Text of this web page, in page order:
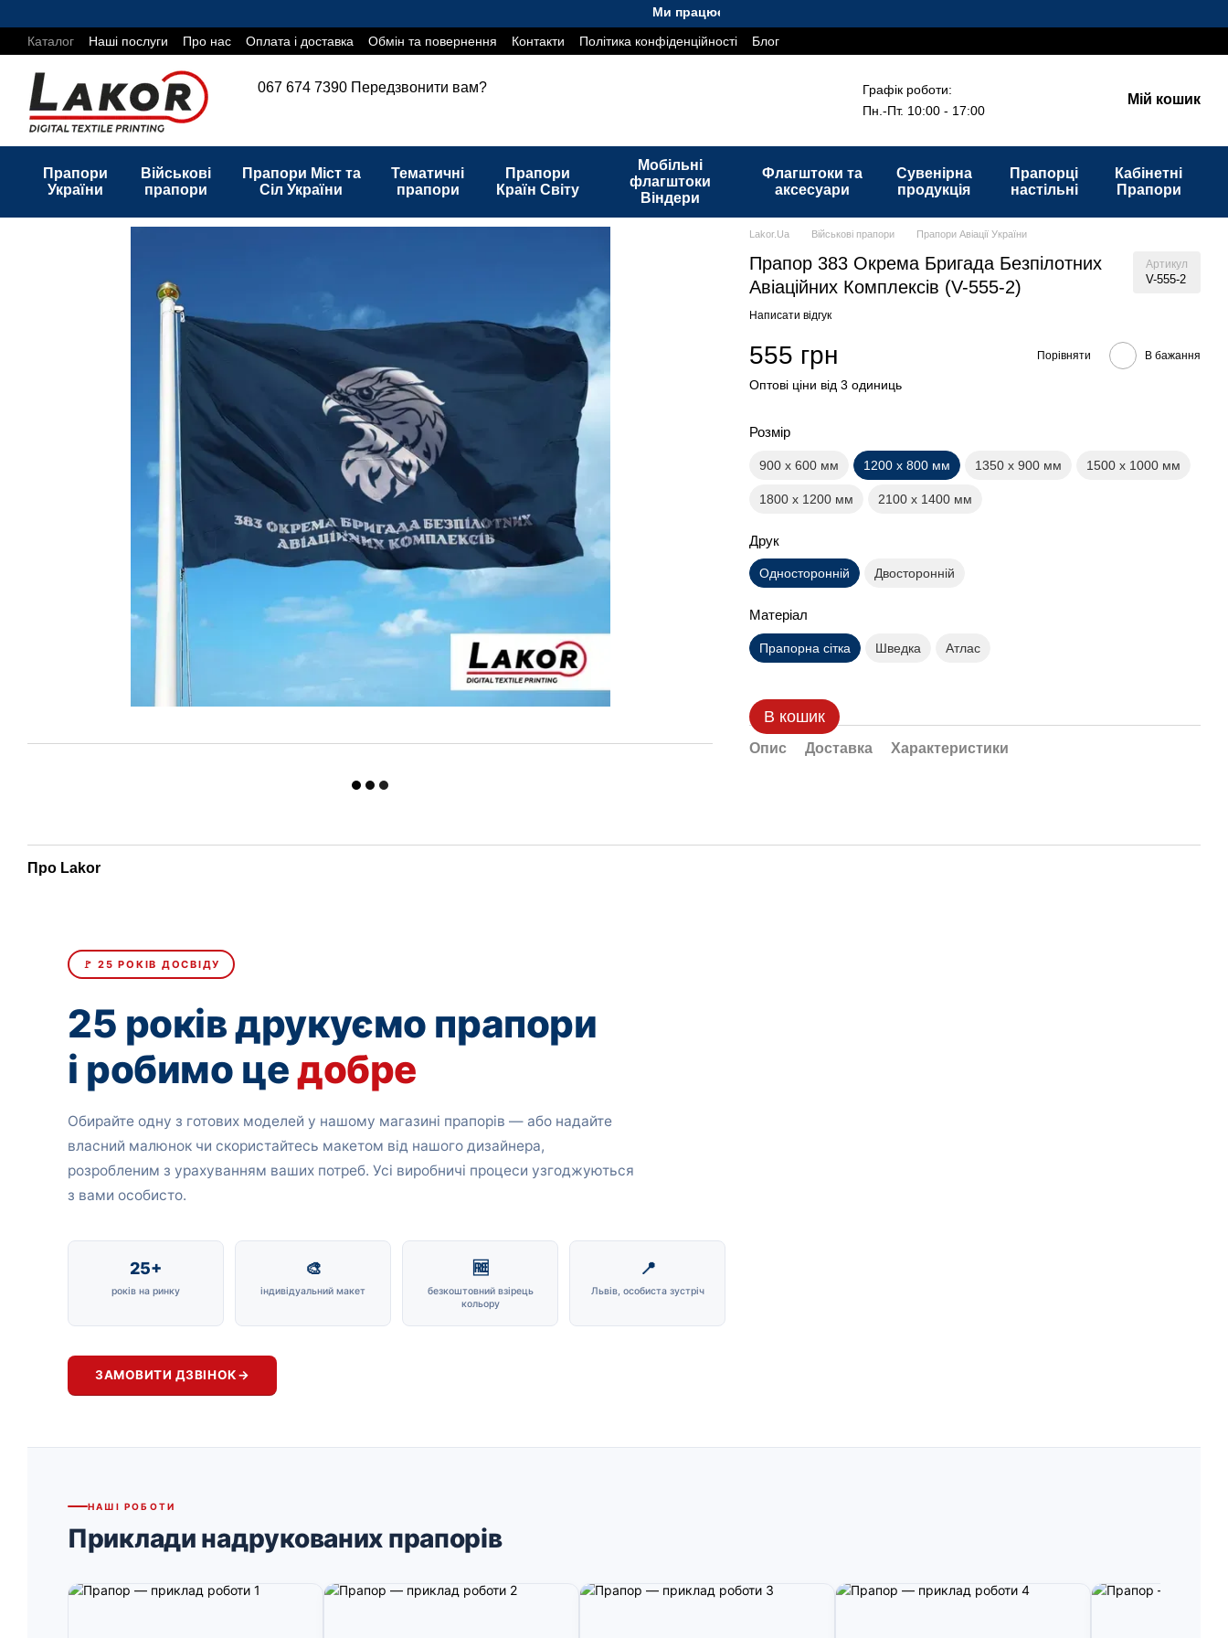
Ми працюємо. Все буде Україна!
Каталог
Наші послуги Про нас Оплата і доставка Обмін та повернення Контакти Політика конфіденційності Блог
067 674 7390 Передзвонити вам?
Графік роботи:
Пн.-Пт. 10:00 - 17:00
Мій кошик
Прапори
України
Військові
прапори
Прапори Міст та
Сіл України
Тематичні
прапори
Прапори
Країн Світу
Мобільні
флагштоки
Віндери
Флагштоки та
аксесуари
Сувенірна
продукція
Прапорці
настільні
Кабінетні
Прапори
Lakor.Ua Військові прапори Прапори Авіації України
Прапор 383 Окрема Бригада Безпілотних
Авіаційних Комплексів (V-555-2)
Артикул
V-555-2
Написати відгук
555 грн Порівняти В бажання
Оптові ціни від 3 одиниць
Розмір
900 х 600 мм 1200 х 800 мм 1350 х 900 мм 1500 х 1000 мм
1800 х 1200 мм 2100 х 1400 мм
Друк
Односторонній Двосторонній
Матеріал
Прапорна сітка Шведка Атлас
В кошик
Опис Доставка Характеристики
Про Lakor
🚩 25 РОКІВ ДОСВІДУ
25 років друкуємо прапори
і робимо цедобре
Обирайте одну з готових моделей у нашому магазині прапорів — або надайте
власний малюнок чи скористайтесь макетом від нашого дизайнера,
розробленим з урахуванням ваших потреб. Усі виробничі процеси узгоджуються
з вами особисто.
25+
років на ринку
🎨
індивідуальний макет
🆓
безкоштовний взірець
кольору
📍
Львів, особиста зустріч
ЗАМОВИТИ ДЗВІНОК→
НАШІ РОБОТИ
Приклади надрукованих прапорів